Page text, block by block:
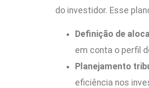
do investidor. Esse
Definição de
em conta o perfil
Planejamento
eficiência nos